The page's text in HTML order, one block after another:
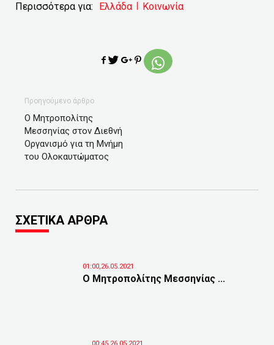
Περισσότερα για: Ελλάδα Κοινωνία
Προηγούμενο άρθρο
Ο Μητροπολίτης
Μεσσηνίας στον Διεθνή
Οργανισμό για τη Μνήμη
του Ολοκαυτώματος
ΣΧΕΤΙΚΑ ΑΡΘΡΑ
01:00,26.05.2021
Ο Μητροπολίτης Μεσσηνίας ...